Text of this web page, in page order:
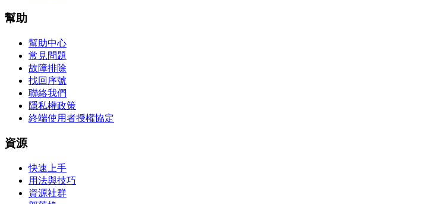
幫助
幫助中心
常見問題
故障排除
找回序號
聯絡我們
隱私權政策
終端使用者授權協定
資源
快速上手
用法與技巧
資源社群